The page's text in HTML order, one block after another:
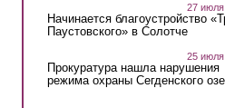
27
Начинается благоустройство
Паустовского» в Солотче
25
Прокуратура нашла нарушения
режима охраны Сегденского